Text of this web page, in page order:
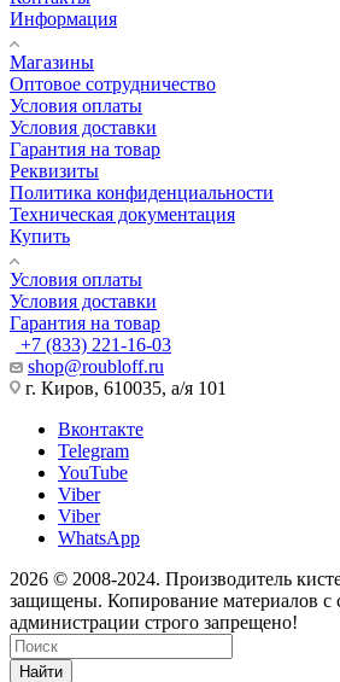
Информация
Магазины
Оптовое сотрудничество
Условия оплаты
Условия доставки
Гарантия на товар
Реквизиты
Политика конфиденциальности
Техническая документация
Купить
Условия оплаты
Условия доставки
Гарантия на товар
+7 (833) 221-16-03
shop@roubloff.ru
г. Киров, 610035, а/я 101
Вконтакте
Telegram
YouTube
Viber
Viber
WhatsApp
2026 © 2008-2024. Производитель
защищены. Копирование материалов с
администрации строго запрещено!
Найти